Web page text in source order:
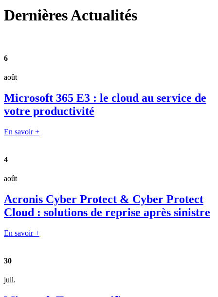
DernièresActualités
6
août
Microsoft 365 E3 : le cloud au service de
votre productivité
En savoir +
4
août
Acronis Cyber Protect & Cyber Protect
Cloud : solutions de reprise après sinistre
En savoir +
30
juil.